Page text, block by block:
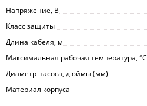
Напряжение, В
Класс защиты
Длина кабеля, м
Максимальная рабочая температура, °С
Диаметр насоса, дюймы (мм)
Материал корпуса